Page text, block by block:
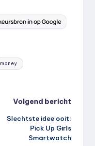
money
Volgend bericht
Slechtste idee ooit:
Pick Up Girls
Smartwatch